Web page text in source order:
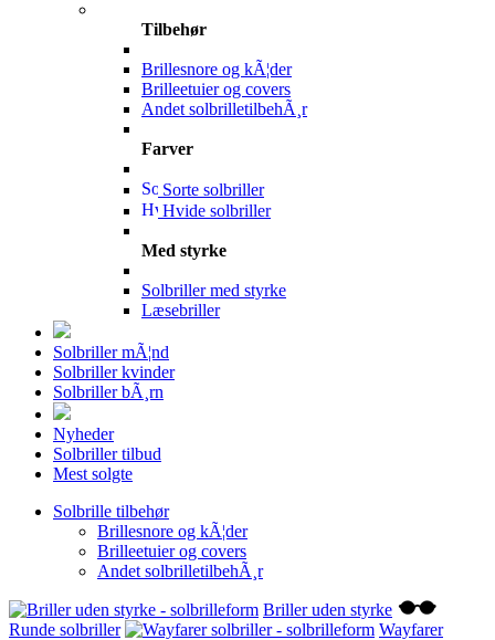
Tilbehør
Brillesnore og kÃ¦der
Brilleetuier og covers
Andet solbrilletilbehÃ¸r
Farver
Sorte solbriller
Hvide solbriller
Med styrke
Solbriller med styrke
Læsebriller
Solbriller mÃ¦nd
Solbriller kvinder
Solbriller bÃ¸rn
Nyheder
Solbriller tilbud
Mest solgte
Solbrille tilbehør
Brillesnore og kÃ¦der
Brilleetuier og covers
Andet solbrilletilbehÃ¸r
Briller uden styrke
Runde solbriller
Wayfarer